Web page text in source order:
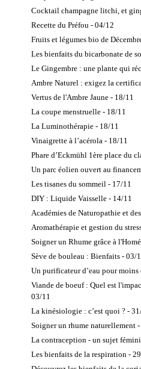
Cocktail champagne litchi, et
Recette du Préfou - 04/12
Fruits et légumes bio de
Les bienfaits du bicarbonate de
Le Gingembre : une plante qui
Ambre Naturel : exigez la
Vertus de l'Ambre Jaune - 18/11
La coupe menstruelle - 18/11
La Luminothérapie - 18/11
Vinaigrette à l’acérola - 18/11
Phare d’Eckmühl 1ère place du
Un parc éolien ouvert au
Les tisanes du sommeil - 17/11
DIY : Liquide Vaisselle - 14/11
Académies de Naturopathie et
Aromathérapie et gestion du
Soigner un Rhume grâce à
Sève de bouleau : Bienfaits - 03/
Un purificateur d’eau pour moins
Viande de boeuf : Quel est
03/11
La kinésiologie : c’est quoi ? -
Soigner un rhume naturellement
La contraception - un sujet
Les bienfaits de la respiration -